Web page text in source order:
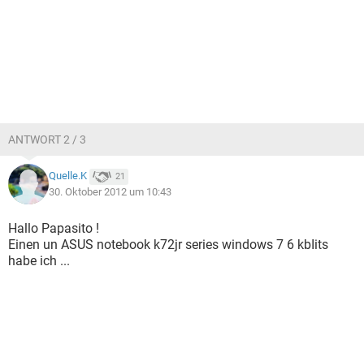
ANTWORT 2 / 3
Quelle.K 21
30. Oktober 2012 um 10:43
Hallo Papasito !
Einen un ASUS notebook k72jr series windows 7 6 kbIits
habe ich ...